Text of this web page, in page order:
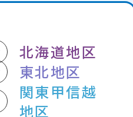
北海道地区
東北地区
関東甲信越
地区